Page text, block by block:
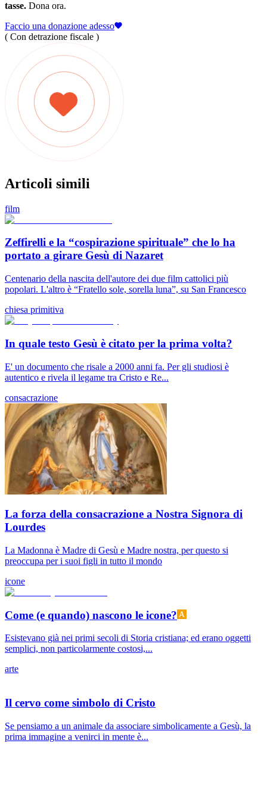
tasse. Dona ora.
Faccio una donazione adesso
( Con detrazione fiscale )
Articoli simili
film
Zeffirelli e la “cospirazione spirituale” che lo ha
portato a girare Gesù di Nazaret
Centenario della nascita dell'autore dei due film cattolici più
popolari. L'altro è “Fratello sole, sorella luna”, su San Francesco
chiesa primitiva
In quale testo Gesù è citato per la prima volta?
E' un documento che risale a 2000 anni fa. Per gli studiosi è
autentico e rivela il legame tra Cristo e Re...
consacrazione
La forza della consacrazione a Nostra Signora di
Lourdes
La Madonna è Madre di Gesù e Madre nostra, per questo si
preoccupa per i suoi figli in tutto il mondo
icone
Come (e quando) nascono le icone?
Esistevano già nei primi secoli di Storia cristiana; ed erano oggetti
semplici, non particolarmente costosi,...
arte
Il cervo come simbolo di Cristo
Se pensiamo a un animale da associare simbolicamente a Gesù, la
prima immagine a venirci in mente è...